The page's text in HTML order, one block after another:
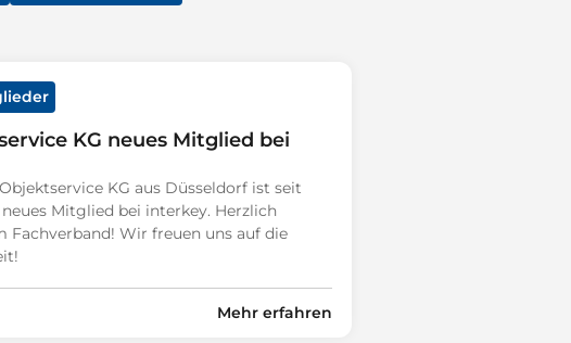
KG neues Mitglied bei
KG aus Düsseldorf ist seit
neues Mitglied bei interkey. Herzlich
Wir freuen uns auf die
Mehr erfahren